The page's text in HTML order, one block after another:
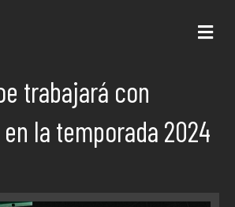
trabajará con
la temporada 2024